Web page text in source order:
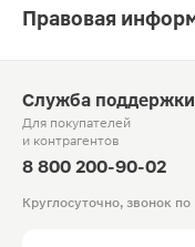
Правовая
Служба поддержки
Для покупателей
и контрагентов
8 800 200-90-02
Круглосуточно, звонок